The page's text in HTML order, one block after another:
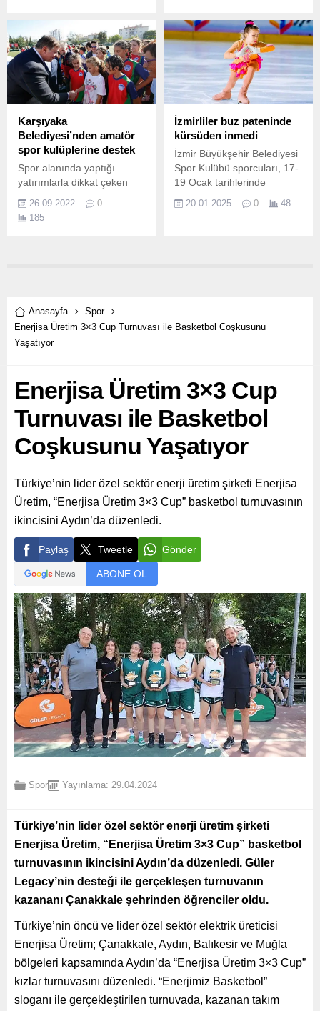
İlbiligi, Güney Kıbrıs’ın
Nicosia kentinde
düzenlenen Plak Atışları
Dünya Kupası
mücadelesinden yeni bir
başarı ile döndü.
Karşıyaka
Belediyesi’nden amatör
spor kulüplerine destek
Spor alanında yaptığı
yatırımlarla dikkat çeken
faaliyet gösteren amatör
spor kulüplerini de yalnız
26.09.2022
0
185
İzmirliler buz pateninde
kürsüden inmedi
İzmir Büyükşehir Belediyesi
Spor Kulübü sporcuları, 17-
19 Ocak tarihlerinde
Sporları Salonu’nda
20.01.2025 0 48
Anasayfa
Spor
Enerjisa Üretim 3×3 Cup Turnuvası ile Basketbol Coşkusunu
Yaşatıyor
Enerjisa Üretim 3×3 Cup
Turnuvası ile Basketbol
Coşkusunu Yaşatıyor
Türkiye’nin lider özel sektör enerji üretim şirketi Enerjisa
Üretim, “Enerjisa Üretim 3×3 Cup” basketbol turnuvasının
ikincisini Aydın’da düzenledi.
Paylaş Tweetle Gönder
ABONE OL
Spor Yayınlama: 29.04.2024
Türkiye’nin lider özel sektör enerji üretim şirketi
Enerjisa Üretim, “Enerjisa Üretim 3×3 Cup” basketbol
turnuvasının ikincisini Aydın’da düzenledi. Güler
Legacy’nin desteği ile gerçekleşen turnuvanın
kazananı Çanakkale şehrinden öğrenciler oldu.
Türkiye’nin öncü ve lider özel sektör elektrik üreticisi
Enerjisa Üretim; Çanakkale, Aydın, Balıkesir ve Muğla
bölgeleri kapsamında Aydın’da “Enerjisa Üretim 3×3 Cup”
kızlar turnuvasını düzenledi. “Enerjimiz Basketbol”
sloganı ile gerçekleştirilen turnuvada, kazanan takım